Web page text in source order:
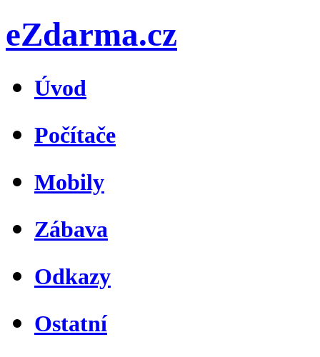
eZdarma.cz
Úvod
Počítače
Mobily
Zábava
Odkazy
Ostatní